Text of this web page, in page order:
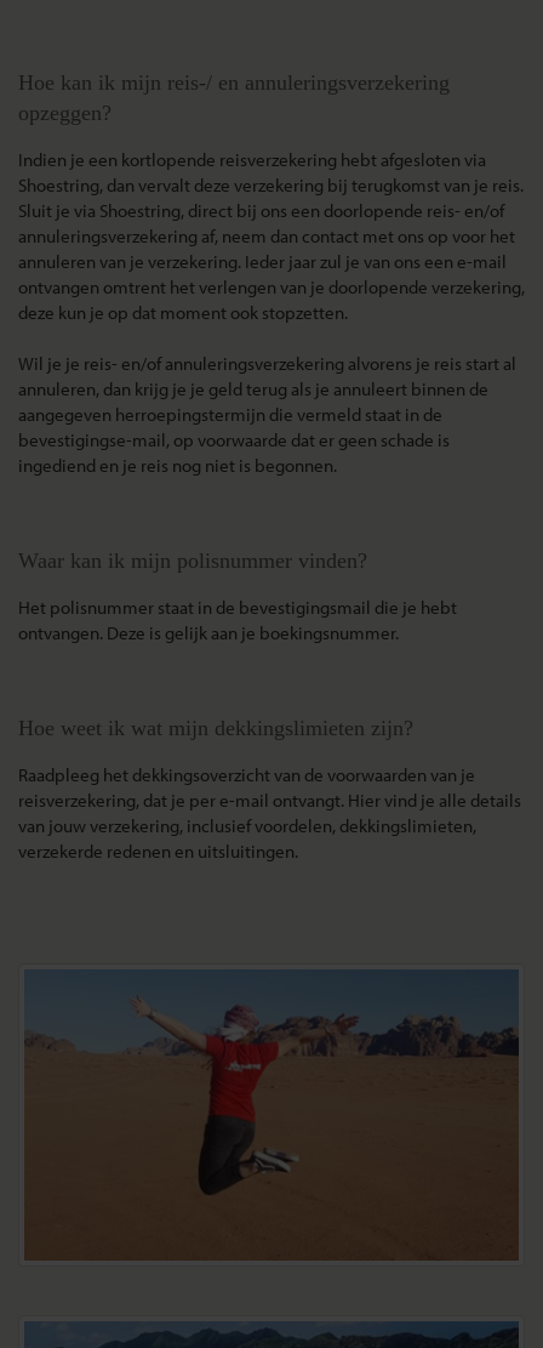
Hoe kan ik mijn reis-/ en annuleringsverzekering
opzeggen?
Indien je een kortlopende reisverzekering hebt afgesloten via
Shoestring, dan vervalt deze verzekering bij terugkomst van je reis.
Sluit je via Shoestring, direct bij ons een doorlopende reis- en/of
annuleringsverzekering af, neem dan contact met ons op voor het
annuleren van je verzekering. Ieder jaar zul je van ons een e-mail
ontvangen omtrent het verlengen van je doorlopende verzekering,
deze kun je op dat moment ook stopzetten.
Wil je je reis- en/of annuleringsverzekering alvorens je reis start al
annuleren, dan krijg je je geld terug als je annuleert binnen de
aangegeven herroepingstermijn die vermeld staat in de
bevestigingse-mail, op voorwaarde dat er geen schade is
ingediend en je reis nog niet is begonnen.
Waar kan ik mijn polisnummer vinden?
Het polisnummer staat in de bevestigingsmail die je hebt
ontvangen. Deze is gelijk aan je boekingsnummer.
Hoe weet ik wat mijn dekkingslimieten zijn?
Raadpleeg het dekkingsoverzicht van de voorwaarden van je
reisverzekering, dat je per e-mail ontvangt. Hier vind je alle details
van jouw verzekering, inclusief voordelen, dekkingslimieten,
verzekerde redenen en uitsluitingen.